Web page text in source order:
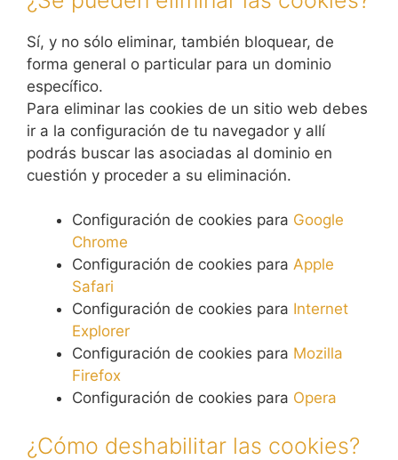
Sí, y no sólo eliminar, también bloquear, de
forma general o particular para un dominio
específico.
Para eliminar las cookies de un sitio web debes
ir a la configuración de tu navegador y allí
podrás buscar las asociadas al dominio en
cuestión y proceder a su eliminación.
Configuración de cookies para Google
Chrome
Configuración de cookies para Apple
Safari
Configuración de cookies para Internet
Explorer
Configuración de cookies para Mozilla
Firefox
Configuración de cookies para Opera
¿Cómo deshabilitar las cookies?